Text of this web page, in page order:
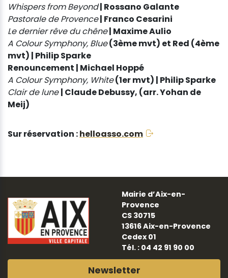
Whispers from Beyond| Rossano Galante
Pastorale de Provence| Franco Cesarini
Le dernier rêve du chêne| Maxime Aulio
A Colour Symphony, Blue(3ème mvt) et Red (4ème
mvt) | Philip Sparke
Renouncement | Michael Hoppé
A Colour Symphony, White(1er mvt) | Philip Sparke
Clair de lune| Claude Debussy, (arr. Yohan de
Meij)
Sur réservation :helloasso.com
Mairie d’Aix-en-
Provence
CS 30715
13616 Aix-en-Provence
Cedex 01
Tél. : 04 42 91 90 00
Newsletter